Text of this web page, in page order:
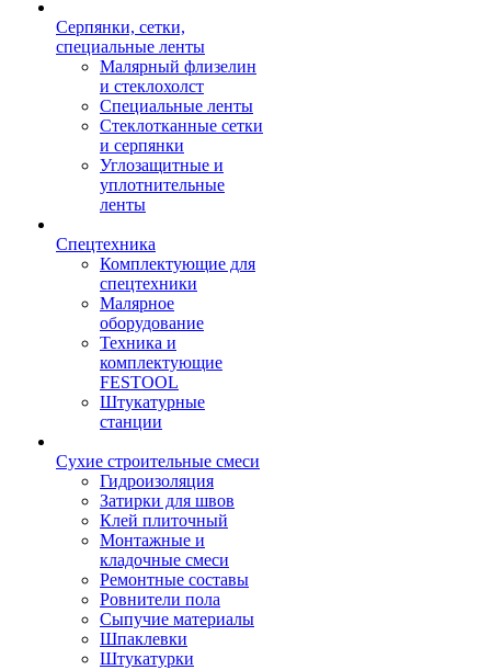
Серпянки, сетки,
специальные ленты
Малярный флизелин
и стеклохолст
Специальные ленты
Стеклотканные сетки
и серпянки
Углозащитные и
уплотнительные
ленты
Спецтехника
Комплектующие для
спецтехники
Малярное
оборудование
Техника и
комплектующие
FESTOOL
Штукатурные
станции
Сухие строительные смеси
Гидроизоляция
Затирки для швов
Клей плиточный
Монтажные и
кладочные смеси
Ремонтные составы
Ровнители пола
Сыпучие материалы
Шпаклевки
Штукатурки